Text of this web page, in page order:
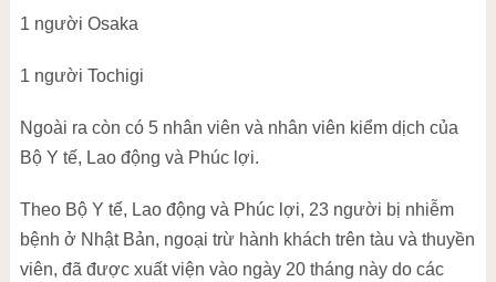
1 người Osaka
1 người Tochigi
Ngoài ra còn có 5 nhân viên và nhân viên kiểm dịch của
Bộ Y tế, Lao động và Phúc lợi.
Theo Bộ Y tế, Lao động và Phúc lợi, 23 người bị nhiễm
bệnh ở Nhật Bản, ngoại trừ hành khách trên tàu và thuyền
viên, đã được xuất viện vào ngày 20 tháng này do các